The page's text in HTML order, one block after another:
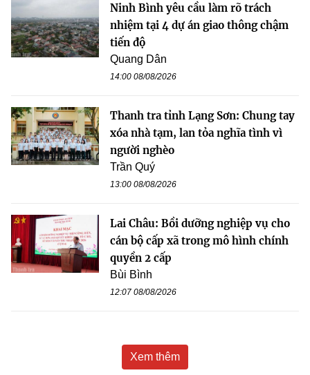
Ninh Bình yêu cầu làm rõ trách
nhiệm tại 4 dự án giao thông chậm
tiến độ
Quang Dân
14:00 08/08/2026
Thanh tra tỉnh Lạng Sơn: Chung tay
xóa nhà tạm, lan tỏa nghĩa tình vì
người nghèo
Trần Quý
13:00 08/08/2026
Lai Châu: Bồi dưỡng nghiệp vụ cho
cán bộ cấp xã trong mô hình chính
quyền 2 cấp
Bùi Bình
12:07 08/08/2026
Xem thêm